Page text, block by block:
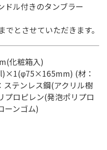
ドル付きのタンブラー
とさせていただきます。
化粧箱入)
(材：
テンレス鋼(アクリル樹
プロピレン(発泡ポリプロ
ーンゴム)